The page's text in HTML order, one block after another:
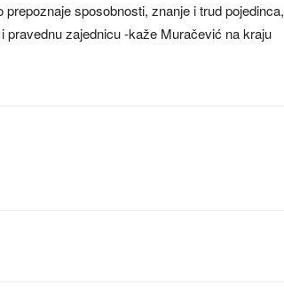
sposobnosti, znanje i trud pojedinca,
zajednicu -kaže Muračević na kraju